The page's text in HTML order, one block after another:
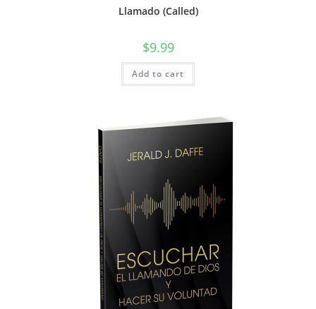
Llamado (Called)
$9.99
Add to cart